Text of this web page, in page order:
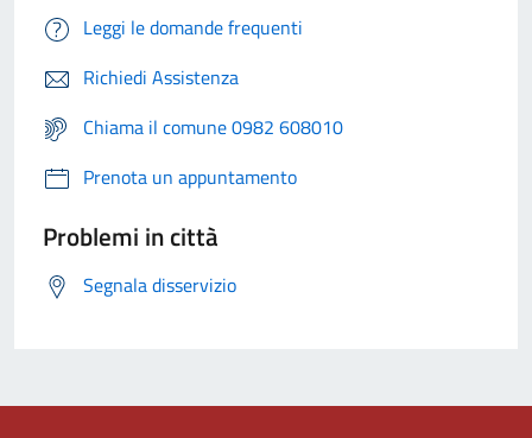
Leggi le domande frequenti
Richiedi Assistenza
Chiama il comune 0982 608010
Prenota un appuntamento
Problemi in città
Segnala disservizio